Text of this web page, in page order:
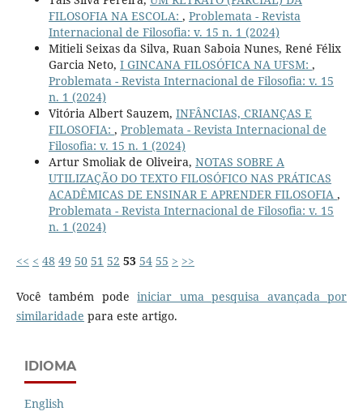
FILOSOFIA NA ESCOLA: , Problemata - Revista
Internacional de Filosofia: v. 15 n. 1 (2024)
Mitieli Seixas da Silva, Ruan Saboia Nunes, René Félix
Garcia Neto, I GINCANA FILOSÓFICA NA UFSM: ,
Problemata - Revista Internacional de Filosofia: v. 15
n. 1 (2024)
Vitória Albert Sauzem, INFÂNCIAS, CRIANÇAS E
FILOSOFIA: , Problemata - Revista Internacional de
Filosofia: v. 15 n. 1 (2024)
Artur Smoliak de Oliveira, NOTAS SOBRE A
UTILIZAÇÃO DO TEXTO FILOSÓFICO NAS PRÁTICAS
ACADÊMICAS DE ENSINAR E APRENDER FILOSOFIA ,
Problemata - Revista Internacional de Filosofia: v. 15
n. 1 (2024)
<< < 48 49 50 51 52 53 54 55 > >>
Você também podeiniciar uma pesquisa avançada por
similaridade para este artigo.
IDIOMA
English